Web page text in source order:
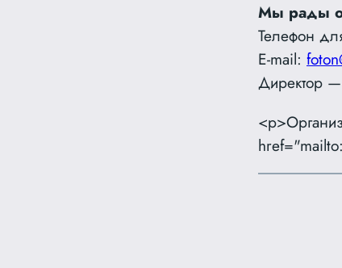
Мы рады
Телефон
E-mail:
Директор